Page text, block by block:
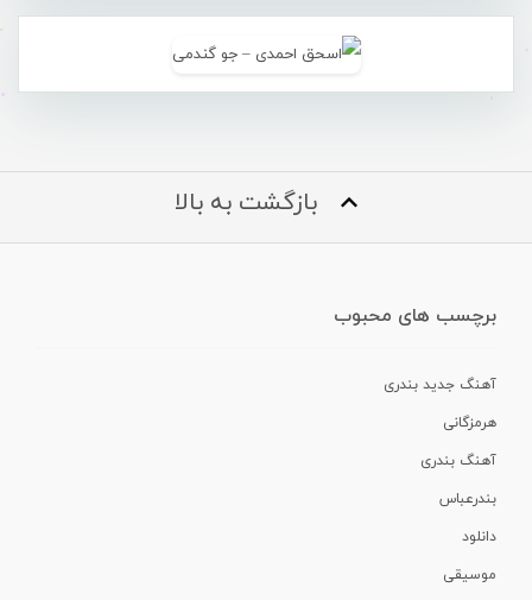
بازگشت به بالا
برچسب های محبوب
آهنگ جدید بندری
هرمزگانی
آهنگ بندری
بندرعباس
دانلود
موسیقی